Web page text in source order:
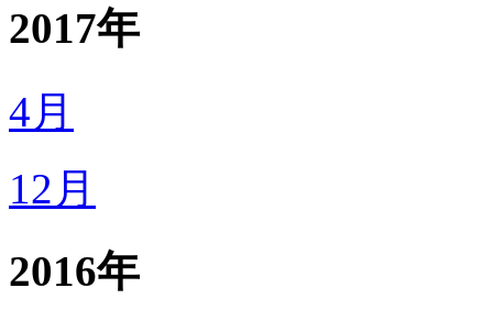
2017年
4月
12月
2016年